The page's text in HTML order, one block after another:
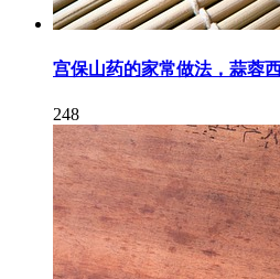
宫保山药的家常做法，蒜蓉
248